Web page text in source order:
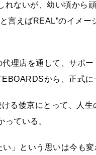
れないが、幼い頃から
言えばREAL”のイメ
理店を通して、サポ
から、正式
る倭京にとって、人
ている。
」という思いは今も